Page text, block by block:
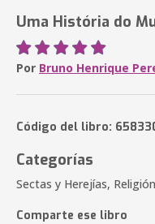
Uma História do
Por Bruno Henrique
Código del libro:
Categorías
Sectas y Herejías,
Comparte ese libro